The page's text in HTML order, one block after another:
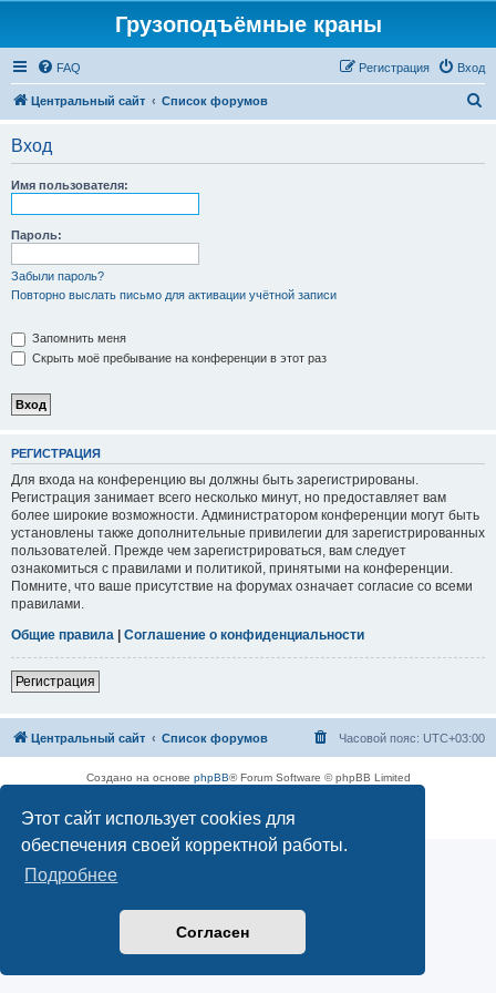
Этот сайт использует cookies для
обеспечения своей корректной работы.
Подробнее
Согласен
Грузоподъёмные краны
FAQ Вход
Регистрация
Центральный сайт Список форумов
Вход
Имя пользователя:
Пароль:
Забыли пароль?
Повторно выслать письмо для активации учётной записи
Запомнить меня
Скрыть моё пребывание на конференции в этот раз
РЕГИСТРАЦИЯ
Для входа на конференцию вы должны быть зарегистрированы.
Регистрация занимает всего несколько минут, но предоставляет вам
более широкие возможности. Администратором конференции могут быть
установлены также дополнительные привилегии для зарегистрированных
пользователей. Прежде чем зарегистрироваться, вам следует
ознакомиться с правилами и политикой, принятыми на конференции.
Помните, что ваше присутствие на форумах означает согласие со всеми
правилами.
Общие правила | Соглашение о конфиденциальности
Регистрация
Центральный сайт Список форумов Часовой пояс: UTC+03:00
Создано на основе phpBB® Forum Software © phpBB Limited
Конфиденциальность|Правила